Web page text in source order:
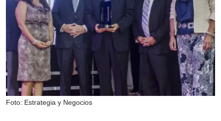
Foto: Estrategia y Negocios